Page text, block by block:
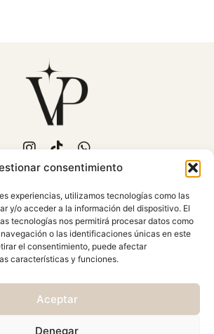
consentimiento
experiencias, utilizamos tecnologías como las
y/o acceder a la información del dispositivo. El
tecnologías nos permitirá procesar datos como
o las identificaciones únicas en este
el consentimiento, puede afectar
características y funciones.
Aceptar
Denegar
C/Fuente Piedra, 15
Mollina (Málaga)
al cliente: Lunes a
Viernes 10:00 - 18:00
GENERALES
Y DEVOLUCIONES